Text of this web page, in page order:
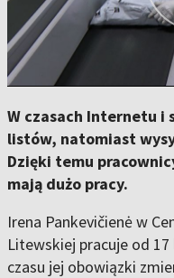
W czasach Internetu i
listów, natomiast
Dzięki temu
mają dużo pracy.
Irena Pankevičienė w
Litewskiej pracuje od
czasu jej obowiązki